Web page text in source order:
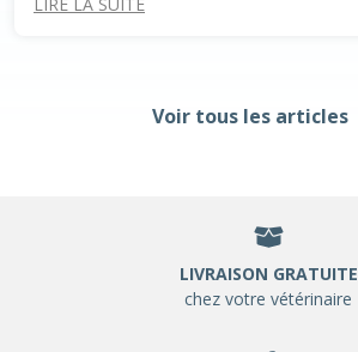
Voir tous les articles
LIVRAISON GRATUITE
chez votre vétérinaire